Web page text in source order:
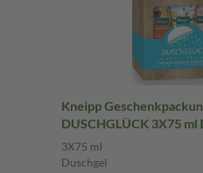
Kneipp
DUSCHGLÜCK 3X75 ml
3X75 ml
Duschgel